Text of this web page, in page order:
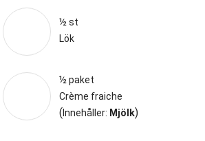
½ st
Lök
½ paket
Crème fraiche
(Innehåller: Mjölk)